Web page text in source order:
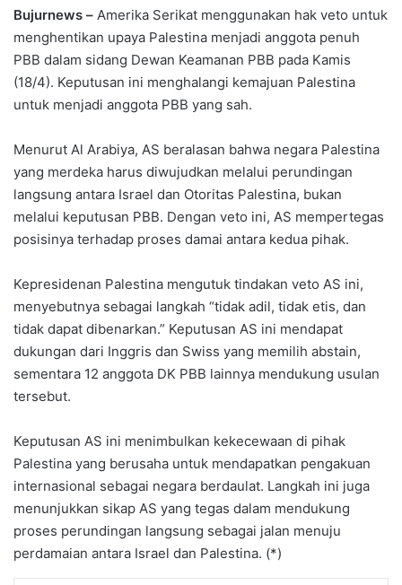
Bujurnews – Amerika Serikat menggunakan hak veto untuk
menghentikan upaya Palestina menjadi anggota penuh
PBB dalam sidang Dewan Keamanan PBB pada Kamis
(18/4). Keputusan ini menghalangi kemajuan Palestina
untuk menjadi anggota PBB yang sah.
Menurut Al Arabiya, AS beralasan bahwa negara Palestina
yang merdeka harus diwujudkan melalui perundingan
langsung antara Israel dan Otoritas Palestina, bukan
melalui keputusan PBB. Dengan veto ini, AS mempertegas
posisinya terhadap proses damai antara kedua pihak.
Kepresidenan Palestina mengutuk tindakan veto AS ini,
menyebutnya sebagai langkah “tidak adil, tidak etis, dan
tidak dapat dibenarkan.” Keputusan AS ini mendapat
dukungan dari Inggris dan Swiss yang memilih abstain,
sementara 12 anggota DK PBB lainnya mendukung usulan
tersebut.
Keputusan AS ini menimbulkan kekecewaan di pihak
Palestina yang berusaha untuk mendapatkan pengakuan
internasional sebagai negara berdaulat. Langkah ini juga
menunjukkan sikap AS yang tegas dalam mendukung
proses perundingan langsung sebagai jalan menuju
perdamaian antara Israel dan Palestina. (*)